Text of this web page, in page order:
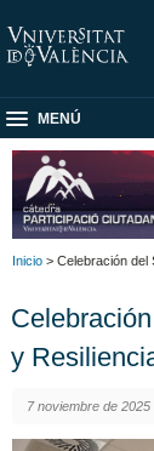
MENÚ
Inicio > Celebración del
y
7 noviembre de 2025